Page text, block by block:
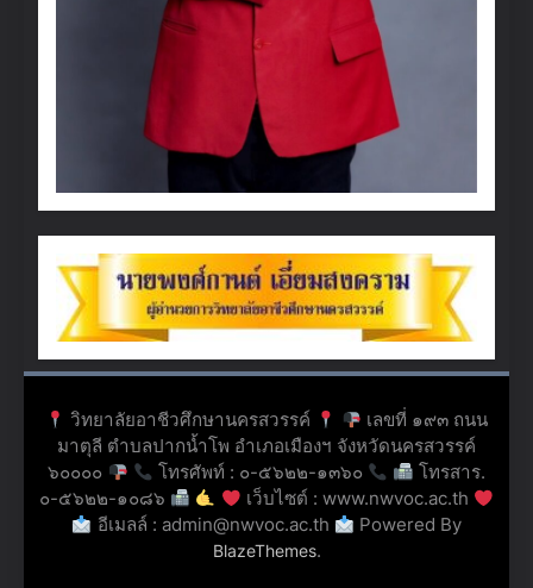
วิทยาลัยอาชีวศึกษานครสวรรค์
เลขที่ ๑๙๓ ถนน
มาตุลี ตำบลปากน้ำโพ อำเภอเมืองฯ จังหวัดนครสวรรค์
๖๐๐๐๐
โทรศัพท์ : ๐-๕๖๒๒-๑๓๖๐
โทรสาร.
๐-๕๖๒๒-๑๐๘๖
เว็บไซต์ : www.nwvoc.ac.th
อีเมลล์ : admin@nwvoc.ac.th
Powered By
BlazeThemes.